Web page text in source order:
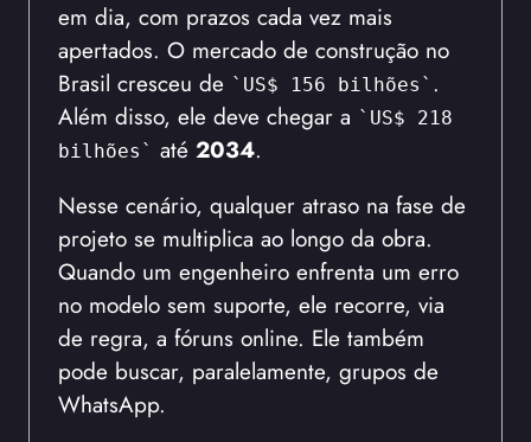
em dia, com prazos cada vez mais
apertados. O mercado de construção no
Brasil cresceu de `US$ 156 bilhões` .
Além disso, ele deve chegar a `US$ 218
bilhões` até 2034.
Nesse cenário, qualquer atraso na fase de
projeto se multiplica ao longo da obra.
Quando um engenheiro enfrenta um erro
no modelo sem suporte, ele recorre, via
de regra, a fóruns online. Ele também
pode buscar, paralelamente, grupos de
WhatsApp.